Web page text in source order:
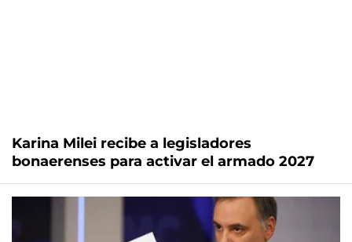
Karina Milei recibe a legisladores
bonaerenses para activar el armado 2027